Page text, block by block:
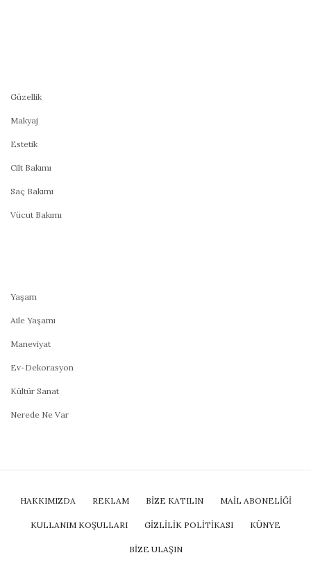
Güzellik
Makyaj
Estetik
Cilt Bakımı
Saç Bakımı
Vücut Bakımı
Yaşam
Aile Yaşamı
Maneviyat
Ev-Dekorasyon
Kültür Sanat
Nerede Ne Var
HAKKIMIZDA REKLAM BİZE KATILIN MAIL ABONELIĞI
KULLANIM KOŞULLARI GIZLILIK POLITIKASI KÜNYE
BIZE ULAŞIN